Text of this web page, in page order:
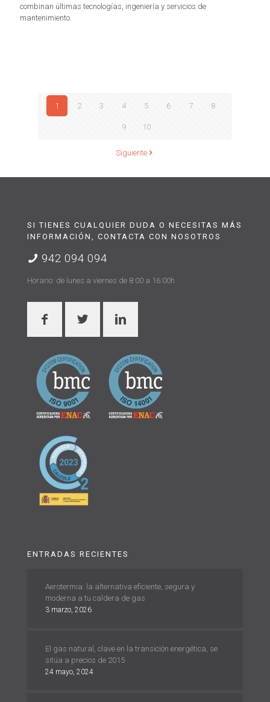
combinan últimas tecnologías, ingeniería y servicios de
mantenimiento.
1 2 3 4 5 6 7 8
9 10
Siguiente
SI TIENES CUALQUIER DUDA O NECESITAS MÁS
INFORMACIÓN, CONTACTA CON NOSOTROS
942 094 094
Horario: de lunes a viernes de 8:00 a 16:00h
ENTRADAS RECIENTES
Aerotermia: la alternativa eficiente, segura y
moderna a tu caldera de gas
3 marzo, 2026
El gas natural, clave en la transición energética, se
sitúa a precios de 2015
24 mayo, 2024